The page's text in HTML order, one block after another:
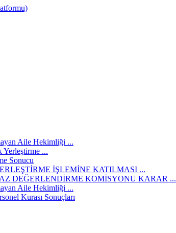
Aile Hekimliği ...
...
Sonucu
İŞLEMİNE KATILMASI ...
DEĞERLENDİRME KOMİSYONU KARAR ...
Aile Hekimliği ...
Kurası Sonuçları